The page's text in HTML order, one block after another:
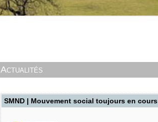
Actualités
SMND | Mouvement social toujours en cours